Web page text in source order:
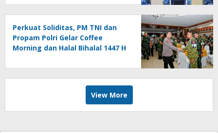
Perkuat Soliditas, PM TNI dan
Propam Polri Gelar Coffee
Morning dan Halal Bihalal 1447 H
View More